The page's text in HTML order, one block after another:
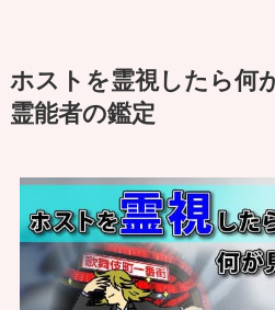
ホストを霊視したら何
霊能者の鑑定